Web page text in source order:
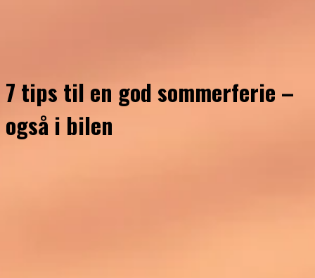
7 tips til en god sommerferie –
også i bilen